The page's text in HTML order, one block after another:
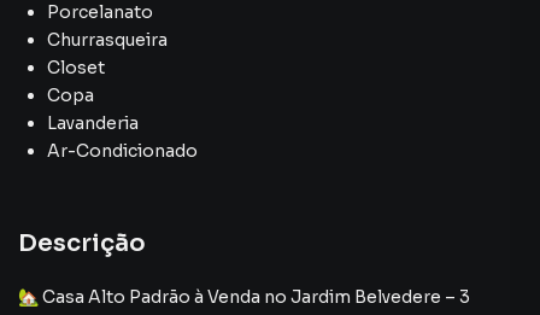
Porcelanato
Churrasqueira
Closet
Copa
Lavanderia
Ar-Condicionado
Descrição
🏡 Casa Alto Padrão à Venda no Jardim Belvedere – 3